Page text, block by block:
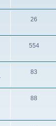
26
554
83
88